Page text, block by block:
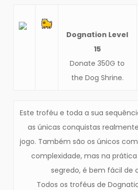
Dognation Level
15
Donate 350G to
the Dog Shrine.
Este troféu e toda a sua
as únicas conquistas
jogo. Também são os únicos
complexidade, mas na
segredo, é bem fácil de
Todos os troféus de